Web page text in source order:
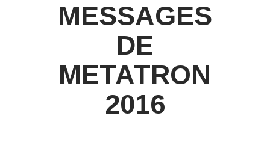
MESSAGES
DE
METATRON
2016